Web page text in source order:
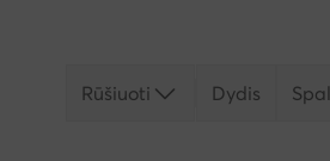
Rūšiuoti Dydis